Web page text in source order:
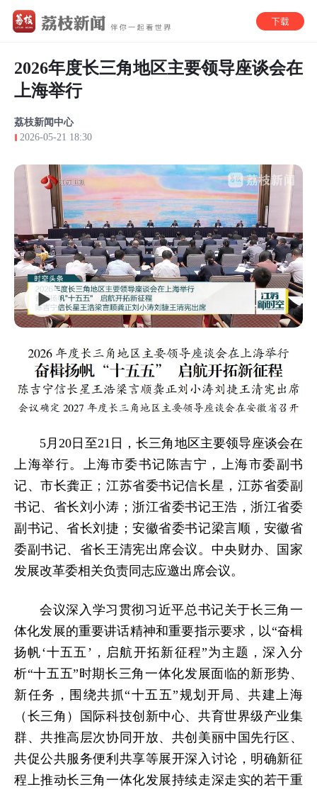
2026年度长三角地区主要领导座谈会在
上海举行
荔枝新闻中心
2026-05-21 18:30
5月20日至21日，长三角地区主要领导座谈会在
上海举行。上海市委书记陈吉宁，上海市委副书
记、市长龚正；江苏省委书记信长星，江苏省委副
书记、省长刘小涛；浙江省委书记王浩，浙江省委
副书记、省长刘捷；安徽省委书记梁言顺，安徽省
委副书记、省长王清宪出席会议。中央财办、国家
发展改革委相关负责同志应邀出席会议。
会议深入学习贯彻习近平总书记关于长三角一
体化发展的重要讲话精神和重要指示要求，以“奋楫
扬帆‘十五五’，启航开拓新征程”为主题，深入分
析“十五五”时期长三角一体化发展面临的新形势、
新任务，围绕共抓“十五五”规划开局、共建上海
（长三角）国际科技创新中心、共育世界级产业集
群、共推高层次协同开放、共创美丽中国先行区、
共促公共服务便利共享等展开深入讨论，明确新征
程上推动长三角一体化发展持续走深走实的若干重